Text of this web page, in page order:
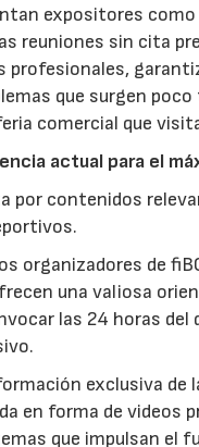
expositores
reuniones sin cita
que surgen
comercial que
actual para el
por contenidos
organizadores de
una valiosa
las 24 horas
exclusiva de
en forma de videos
que impulsan el